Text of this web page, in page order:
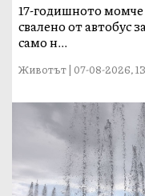
17-годишното
свалено от автобус
само н...
Животът | 07-08-2026,